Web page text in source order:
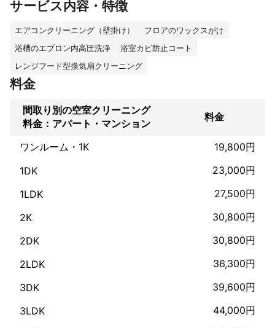
全体的なクリーニングはもちろん、
傷･穴等の補修、
シミや手垢汚れ･カビ汚れなどの
拭いても取れない汚れについては、
クロスメイクという特殊施工により
よりキレイにする事が可能になっております。
ご興味のある方はご相談ください。
(この施工は1面単位になります。)
お客様一人一人と丁寧に向き合い、
どうぞ、お気軽にお声がけください。
よろしくお願いいたします。
これまでの実績
ハウスクリーニング会社で技術を磨き、
アピールポイント
ご満足頂ける仕事をしていきます。
サービス内容・特徴
エアコンクリーニング（壁掛け）
フロアのワックスがけ
浴槽のエプロン内高圧洗浄
浴室カビ防止コート
レンジフード型換気扇クリーニング
料金
間取り別の空室クリーニング
料金：アパート・マンション
料金
ワンルーム・1K
19,800円
1DK
23,000円
1LDK
27,500円
2K
30,800円
2DK
30,800円
2LDK
36,300円
3DK
39,600円
3LDK
44,000円